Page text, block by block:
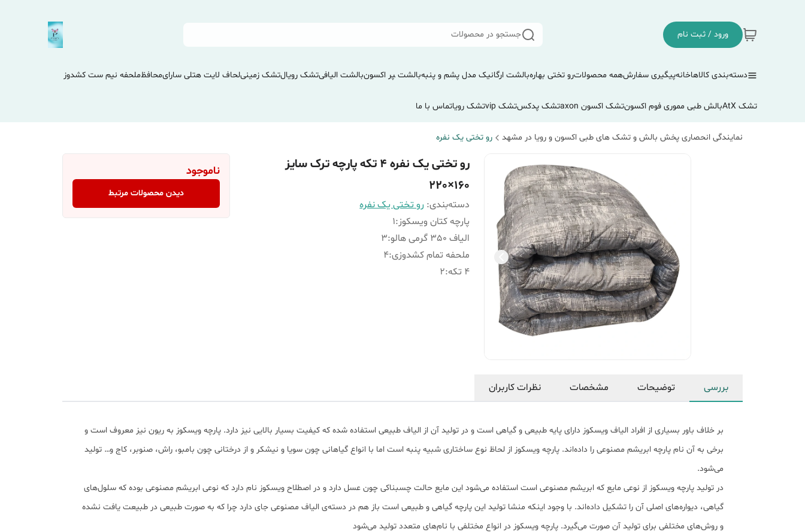
ورود / ثبت نام جستجو در محصولات
دسته‌بندی کالاهاخانهپیگیری سفارشهمه محصولاترو تختی بهارهبالشت ارگانیک مدل پشم و پنبهبالشت ‍‍‍پر اکسونبالشت الیافیتشک رویالتشک زمینیلحاف لایت هتلی سارایمحافظملحفه نیم ست کشدوز
تشک AtX بالش طبی مموری فوم اکسونتشک اکسون axon تشک پدکستشک vip تشک رویاتماس با ما
نمایندگی انحصاری پخش بالش و تشک های طبی اکسون و رویا در مشهد رو تختی یک نفره
رو تختی یک نفره 4 تکه پارچه ترک سایز
160×220
دسته‌بندی: رو تختی یک نفره
پارچه کتان ویسکوز:
1
الیاف 350 گرمی هالو
:
3
ملحفه تمام کشدوزی:
4
4 تکه
:
2
ناموجود
دیدن محصولات مرتبط
بررسی توضیحات مشخصات نظرات کاربران
بر خلاف باور بسیاری از افراد الیاف ویسکوز دارای پایه طبیعی و گیاهی است و در تولید آن از الیاف طبیعی استفاده شده که کیفیت بسیار بالایی نیز دارد. پارچه ویسکوز به ریون نیز معروف است و
برخی به آن نام پارچه ابریشم مصنوعی را داده‌اند. پارچه ویسکوز از لحاظ نوع ساختاری شبیه پنبه است اما با انواع گیاهانی چون سویا و نیشکر و از درختانی چون بامبو، راش، صنوبر، کاج و… تولید
می‌شود.
در تولید پارچه ویسکوز از نوعی مایع که ابریشم مصنوعی است استفاده می‌شود این مایع حالت چسبناکی چون عسل دارد و در اصطلاح ویسکوز نام دارد که نوعی ابریشم مصنوعی بوده که سلول‌های
گیاهی، دیواره‌های اصلی آن را تشکیل داده‌اند. با وجود اینکه منشا تولید این پارچه گیاهی و طبیعی است باز هم در دسته‌ی الیاف مصنوعی جای دارد چرا که به صورت طبیعی در طبیعت یافت نشده
و روش‌های مختلفی برای تولید آن صورت می‌گیرد. پارچه ویسکوز در انواع مختلفی با نام‌های متعدد تولید می‌شود